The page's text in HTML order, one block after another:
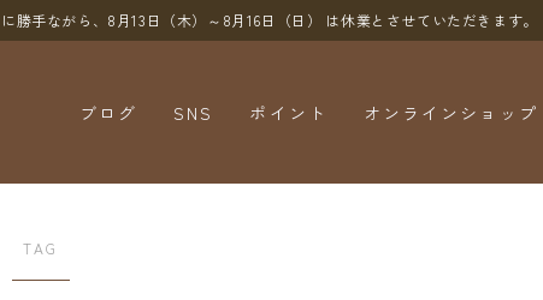
勝手ながら、8月13日（木）～8月16日（日） は休業とさせていただきます。
ブログ SNS ポイント オンラインショップ
TAG